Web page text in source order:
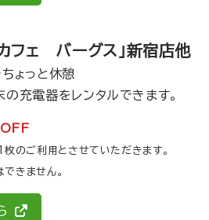
カフェ バーグス」新宿店他
ょっと休憩
の充電器をレンタルできます。
のご利用とさせていただきます。
きません。